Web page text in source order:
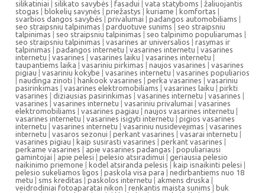
silikatiniai | silikato savybės | fasadui | vata statyboms | žaliuojantis
stogas | blokelių savynės | priežastys | kuriame | komfortas |
svarbios dangos savybės | privalumai | padangos automobiliams |
seo straipsniu talpinimas | parduotuve sunims | seo straipsniu
talpinimas | seo straipsniu talpinimas | seo talpinimo populiarumas |
seo straipsniu talpinimas | vasarines ar universalios | rasymas ir
talpinimas | padangos internetu | vasarines internetu | vasarines
internetu | vasarines | vasarines laiku | vasarines internetu |
taupantiems laika | vasariniu pirkimas | naujos vasarines | vasarines
pigiau | vasariniu kokybe | vasarines internetu | vasarines populiarios
| naudinga zinoti | hankook vasarines | perka vasarines | vasariniu
pasirinkimas | vasarines elektromobiliams | vasarines laiku | pirkti
vasarines | diziausias pasirinkimas | vasarines internetu | vasarines |
vasarines | vasarines internetu | vasariniu privalumai | vasarines
elektromobiliams | vasarines pagiau | naujos vasarines internetu |
vasarines internetu | vasarines isigyti internetu | pigios vasarines
internetu | vasarines internetu | vasariniu nusidevejimas | vasarines
internetu | vasaros sezonui | perkant vasarines | vasarai internetu |
vasarines pigiau | kaip susirasti vasarines | perkant vasarines |
perkame vasarines | apie vasarines padangas | populiariausi
gamintojai | apie pelesi | pelesio atsiradimui | geriausia pelesio
naikinimo priemone | kodel atsiranda pelesis | kaip isnaikinti pelesi |
pelesio sukeliamos ligos | paskola visa para | nedirbantiems nuo 18
metu | sms kreditas | paskolos internetu | akmens druska |
veidrodiniai fotoaparatai nikon | renkantis maista sunims | buk